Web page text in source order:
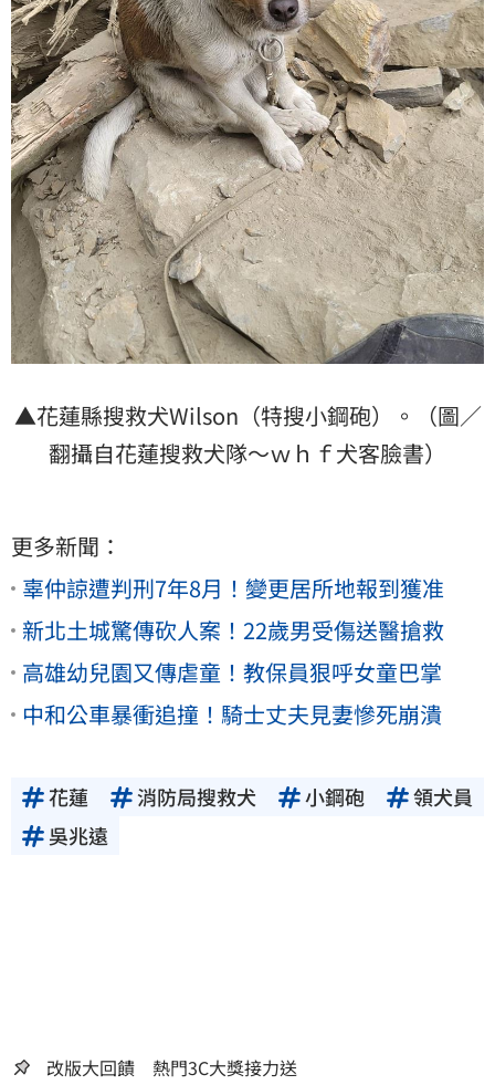
▲花蓮縣搜救犬Wilson（特搜小鋼砲）。（圖／
翻攝自花蓮搜救犬隊～ｗｈｆ犬客臉書）
更多新聞：
辜仲諒遭判刑7年8月！變更居所地報到獲准
新北土城驚傳砍人案！22歲男受傷送醫搶救
高雄幼兒園又傳虐童！教保員狠呼女童巴掌
中和公車暴衝追撞！騎士丈夫見妻慘死崩潰
花蓮 消防局搜救犬 小鋼砲
領犬員
吳兆遠
改版大回饋 熱門3C大獎接力送